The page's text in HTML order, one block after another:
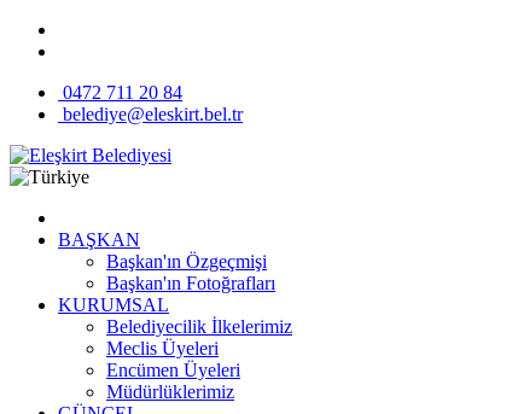
0472 711 20 84
belediye@eleskirt.bel.tr
BAŞKAN
Başkan'ın Özgeçmişi
Başkan'ın Fotoğrafları
KURUMSAL
Belediyecilik İlkelerimiz
Meclis Üyeleri
Encümen Üyeleri
Müdürlüklerimiz